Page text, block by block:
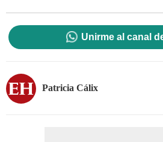
Unirme al canal
Patricia Cálix